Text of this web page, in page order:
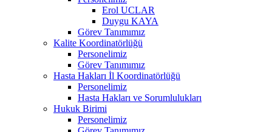
Erol UCLAR
Duygu KAYA
Görev Tanımımız
Kalite Koordinatörlüğü
Personelimiz
Görev Tanımımız
Hasta Hakları İl Koordinatörlüğü
Personelimiz
Hasta Hakları ve Sorumlulukları
Hukuk Birimi
Personelimiz